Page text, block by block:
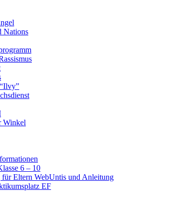
Nations
Winkel
6 – 10
für Eltern WebUntis und Anleitung
EF